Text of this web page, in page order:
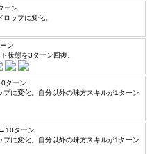
ーン
ップに変化。
ン
状態を3ターン回復。
ターン
に変化。自分以外の味方スキルが1ターン
ターン
に変化。自分以外の味方スキルが1ターン